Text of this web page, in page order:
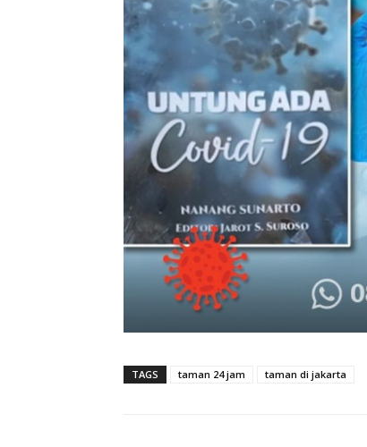
TAGS taman 24 jam taman di jakarta